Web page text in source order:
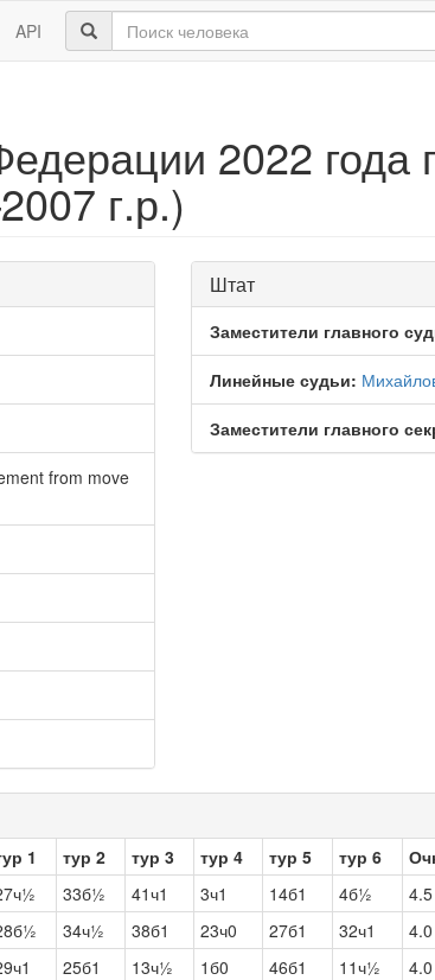
API
2022
г.р.)
from move
Штат
Заместители главного
Линейные судьи:
Заместители главного
1 тур 2 тур 3 тур 4 тур 5 тур 6
33б½ 41ч1 3ч1 14б1 4б½ 4.5
34ч½ 38б1 23ч0 27б1 32ч1 4.0
25б1 13ч½ 1б0 46б1 11ч½ 4.0